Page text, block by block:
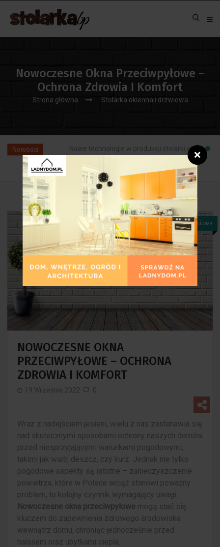
Nowoczesne Okna Przeciwpyłowe –
Ochrona Zdrowia I Komfort
Strona główna Stolarka okienna i drzwiowa
NowościNowe technologie w produkcji stolarki okiennej: ewolucja
Stolarka Okienna I Drzwiowa
NOWOCZESNE OKNA
PRZECIWPYŁOWE – OCHRONA
ZDROWIA I KOMFORT
19 Września 2022 0
Wraz z nadejściem jesieni, wielu z nas zastanawia się
nad skutecznymi sposobami ochrony naszych domów
przed niesprzyjającymi warunkami pogodowymi,
takimi jak wiatr, deszcz, czy kurz. Jednak nie tylko
pogodowe aspekty są istotne – zanieczyszczenie
powietrza, które w Polsce wciąż stanowi poważny
problem, to kolejny czynnik wymagający uwagi.
Nowoczesne okna przeciwpyłowe mogą stać się
kluczem do zapewnienia zdrowego środowiska
wewnątrz domu, chroniąc jednocześnie przed
hałasem oraz ubytkami ciepła.
❌